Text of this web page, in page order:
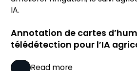
Annotation de cartes
télédétection pour l’IA
Read more